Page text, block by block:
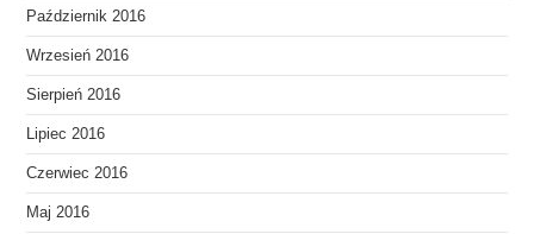
Październik 2016
Wrzesień 2016
Sierpień 2016
Lipiec 2016
Czerwiec 2016
Maj 2016